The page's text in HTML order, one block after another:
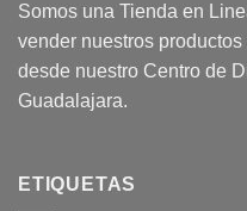
Somos una Tienda en
vender nuestros
desde nuestro Centro de
Guadalajara.
ETIQUETAS